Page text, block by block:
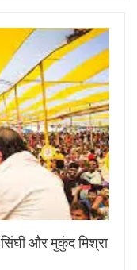
सिंघी और मुकुंद मिश्रा